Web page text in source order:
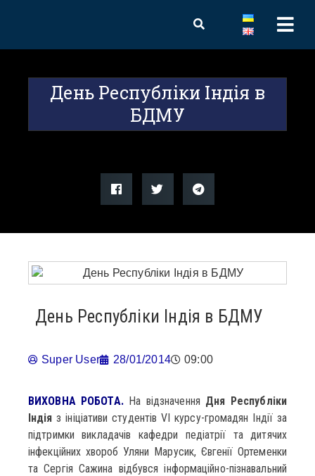
День Республіки Індія в
БДМУ
День Республіки Індія в БДМУ
Super User 28/01/2014 09:00
ВИХОВНА РОБОТА.На відзначення Дня Республіки
Індія з ініціативи студентів VІ курсу-громадян Індії за
підтримки викладачів кафедри педіатрії та дитячих
інфекційних хвороб Уляни Марусик, Євгенії Ортеменки
та Сергія Сажина відбувся інформаційно-пізнавальний